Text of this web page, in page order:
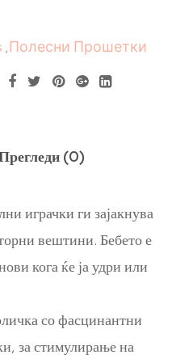
,Полесни Прошетки
(0)
играчки ги зајакнува
вештини. Бебето е
кога ќе ја удри или
со фасцинантни
за стимулирање на